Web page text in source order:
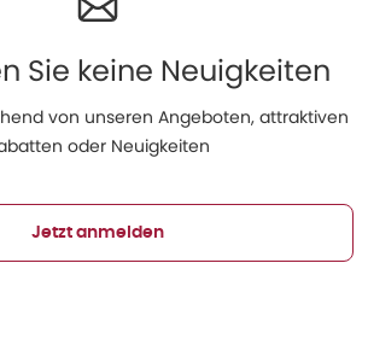
Sie keine Neuigkeiten
von unseren Angeboten, attraktiven
oder Neuigkeiten
Jetzt anmelden